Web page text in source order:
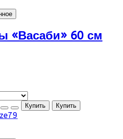
«Васаби» 60 см